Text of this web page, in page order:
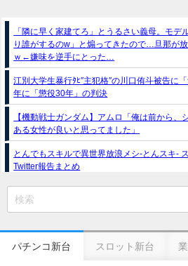
「隣に早く家建てろ」とうるさい義母。モデ
り誰がするのw」と煽ってきたので…旦那が
ｗ←嫌味を逆手にとった…
江別大学生暴行ﾀﾋ″主犯格″の川口侑斗被告に
年に「懲役30年」の判決
【機動戦士ガンダム】アムロ「俺は前から、
ある女性が良いと思ってました」
とんでもスキルで異世界放浪メシ-とんスキ-
Twitter報告まとめ
e獣王-獅子の一撃-｜スペック・攻略情報
乗せループ「（超）BEAST ATTACK」を狙え
パチンコ新台 スロット新台